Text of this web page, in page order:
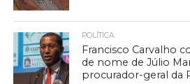
POLÍTICA
Francisco Carvalho
de nome de Júlio
procurador-geral da